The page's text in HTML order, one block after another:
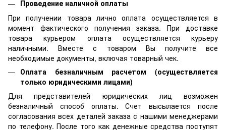
Проведение наличной оплаты
При получении товара лично оплата осуществляется в
момент фактического получения заказа. При доставке
товара курьером оплата осуществляется курьеру
наличными. Вместе с товаром Вы получите все
необходимые документы, включая товарный чек.
Оплата безналичным расчетом (осуществляется
только юридическими лицами)
Для представителей юридических лиц возможен
безналичный способ оплаты. Счет высылается после
согласования всех деталей заказа с нашими менеджерами
по телефону. После того как денежные средства поступят